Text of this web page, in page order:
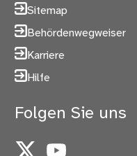
Sitemap
Behördenwegweiser
Karriere
Hilfe
Folgen Sie uns
X YouTube